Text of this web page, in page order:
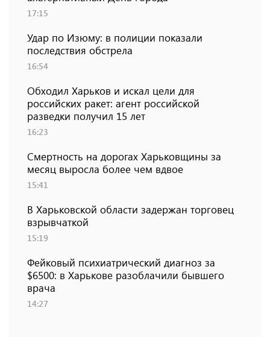
17:15
Удар по Изюму: в полиции показали
последствия обстрела
16:54
Обходил Харьков и искал цели для
российских ракет: агент российской
разведки получил 15 лет
16:23
Смертность на дорогах Харьковщины за
месяц выросла более чем вдвое
15:41
В Харьковской области задержан торговец
взрывчаткой
15:19
Фейковый психиатрический диагноз за
$6500: в Харькове разоблачили бывшего
врача
14:27